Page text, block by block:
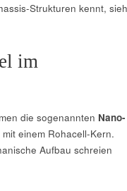
Strukturen kennt,
im
die sogenannten Nano-
einem Rohacell-Kern.
Aufbau schreien